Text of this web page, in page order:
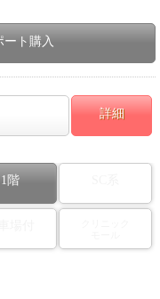
ート購入
詳細
1階